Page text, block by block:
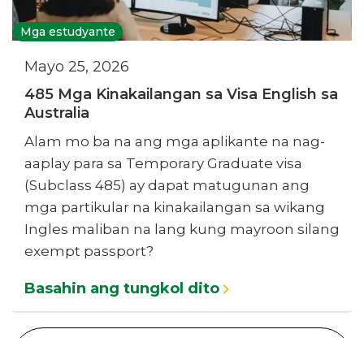
Mga estudyante
Mayo 25, 2026
485 Mga Kinakailangan sa Visa English sa
Australia
Alam mo ba na ang mga aplikante na nag-
aaplay para sa Temporary Graduate visa
(Subclass 485) ay dapat matugunan ang
mga partikular na kinakailangan sa wikang
Ingles maliban na lang kung mayroon silang
exempt passport?
Basahin ang tungkol dito